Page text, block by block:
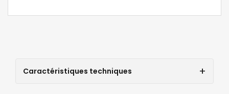
Caractéristiques techniques